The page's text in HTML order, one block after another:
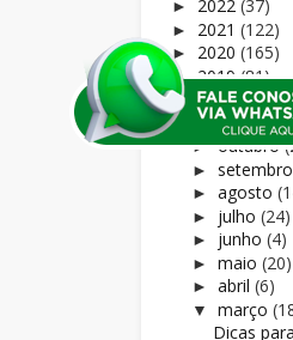
► 2022 (37)
► 2021 (122)
► 2020 (165)
►2019(81)
▼ 2018 (169)
►
►outubro
► setembro
► agosto
► julho (24)
► junho (4)
► maio (20)
► abril (6)
▼ março
Dicas